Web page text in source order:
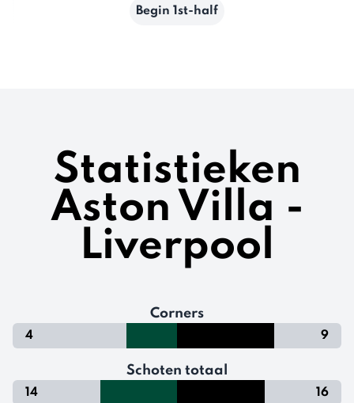
Begin 1st-half
Statistieken
Aston Villa -
Liverpool
Corners
4 9
Schoten totaal
14 16